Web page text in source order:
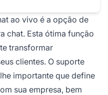
ao vivo é a opção de
chat. Esta ótima função
transformar
clientes. O suporte
importante que define
sua empresa, bem